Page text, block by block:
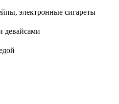
электронные сигареты
девайсами